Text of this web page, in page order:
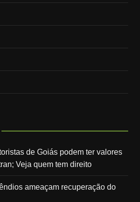
de Goiás podem ter valores
Veja quem tem direito
ameaçam recuperação do